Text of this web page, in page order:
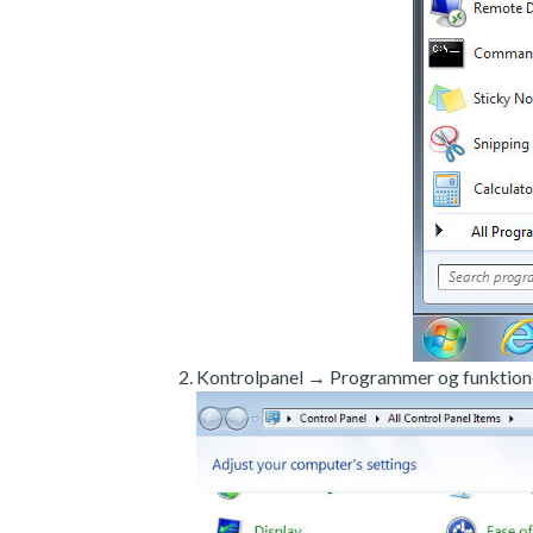
Kontrolpanel → Programmer og